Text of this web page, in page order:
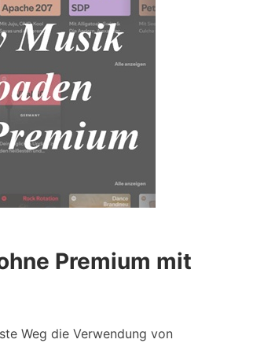
Premium mit
Weg die Verwendung von